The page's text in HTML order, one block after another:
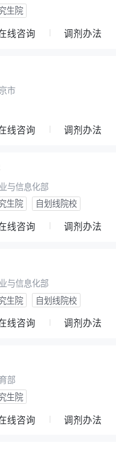
生院
线咨询 调剂办法
市
线咨询 调剂办法
与信息化部
生院 自划线院校
线咨询 调剂办法
与信息化部
生院 自划线院校
线咨询 调剂办法
部
生院
线咨询 调剂办法